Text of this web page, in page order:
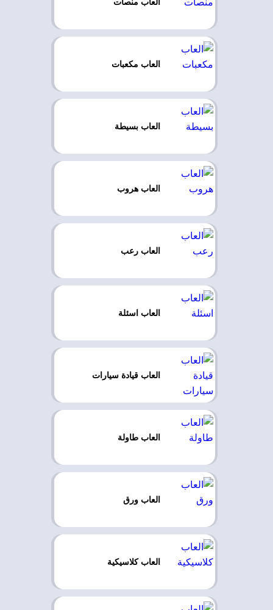
العاب مكعبات
العاب بسيطة
العاب هروب
العاب رعب
العاب اسئلة
العاب قيادة سيارات
العاب طاولة
العاب ورق
العاب كلاسيكية